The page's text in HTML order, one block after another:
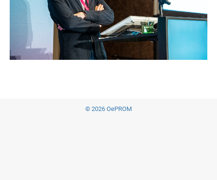
© 2026 OePROM